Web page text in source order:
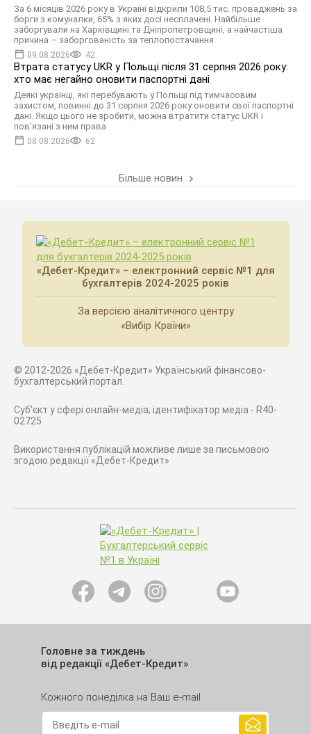
За 6 місяців 2026 року в Україні відкрили 108,5 тис. проваджень за
борги з комуналки, 65% з яких досі несплачені. Найбільше
заборгували на Харківщині та Дніпропетровщині, а найчастіша
причина – заборгованість за теплопостачання
09.08.2026 42
Втрата статусу UKR у Польщі після 31 серпня 2026 року:
хто має негайно оновити паспортні дані
Деякі українці, які перебувають у Польщі під тимчасовим
захистом, повинні до 31 серпня 2026 року оновити свої паспортні
дані. Якщо цього не зробити, можна втратити статус UKR і
пов'язані з ним права
08.08.2026 62
Більше новин
«Дебет-Кредит» – електронний сервіс №1 для
бухгалтерів 2024-2025 років
За версією аналітичного центру
«Вибір Країни»
© 2012-2026 «Дебет-Кредит» Український фінансово-
бухгалтерський портал.
Суб'єкт у сфері онлайн-медіа; ідентифікатор медіа - R40-
02725
Використання публікацій можливе лише за письмовою
згодою редакції «Дебет-Кредит»
Головне за тиждень
від редакції «Дебет-Кредит»
Кожного понеділка на Ваш e-mail